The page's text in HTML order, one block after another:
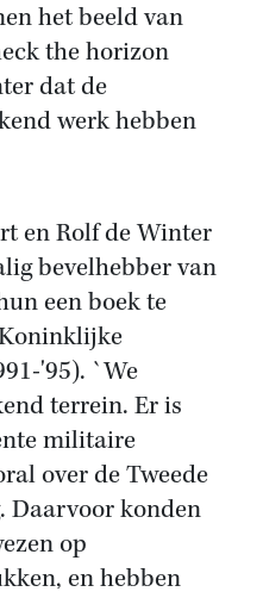
het beeld van
the horizon
dat de
werk hebben
en Rolf de Winter
bevelhebber van
een boek te
'95). `We
terrein. Er is
militaire
over de Tweede
Daarvoor konden
op
en hebben